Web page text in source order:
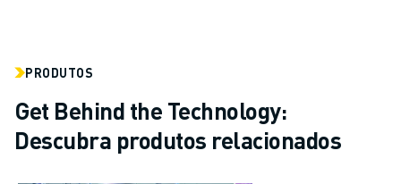
PRODUTOS
Get Behind the Technology:
Descubra produtos relacionados